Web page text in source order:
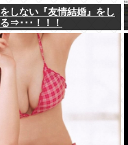
しない『友情結婚』をし
⇒･･･！！！